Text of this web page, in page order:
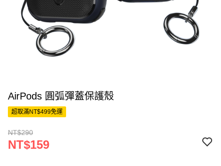
AirPods 圓弧彈蓋保護殼
超取滿NT$499免運
NT$290
NT$159